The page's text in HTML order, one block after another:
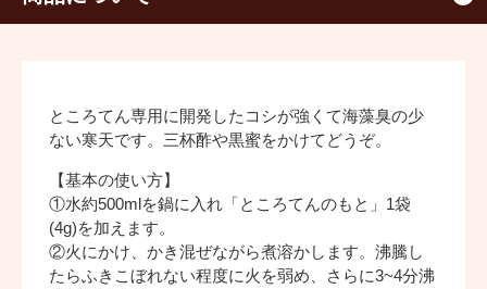
ところてん専用に開発したコシが強くて海藻臭の少
ない寒天です。三杯酢や黒蜜をかけてどうぞ。
【基本の使い方】
①水約500mlを鍋に入れ「ところてんのもと」1袋
(4g)を加えます。
②火にかけ、かき混ぜながら煮溶かします。沸騰し
たらふきこぼれない程度に火を弱め、さらに3~4分沸